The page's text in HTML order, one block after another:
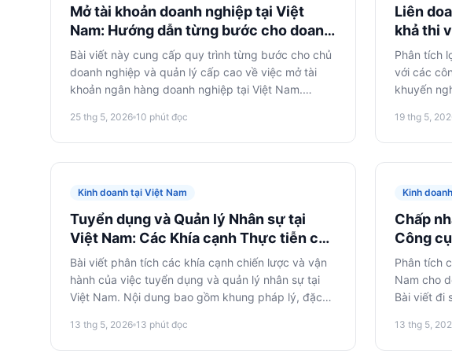
Mở tài khoản doanh nghiệp tại Việt
Nam: Hướng dẫn từng bước cho doanh
nghiệp nước ngoài
Bài viết này cung cấp quy trình từng bước cho chủ
doanh nghiệp và quản lý cấp cao về việc mở tài
khoản ngân hàng doanh nghiệp tại Việt Nam.
tối ưu hóa quá trình.
25 thg 5, 2026 10 phút đọc
Liên
khả thi
Phân tích
với các
khuyến
trường
19 thg 5,
Kinh doanh tại Việt Nam
Tuyển dụng và Quản lý Nhân sự tại
Việt Nam: Các Khía cạnh Thực tiễn cho
Doanh nghiệp Nước ngoài
Bài viết phân tích các khía cạnh chiến lược và vận
hành của việc tuyển dụng và quản lý nhân sự tại
Việt Nam. Nội dung bao gồm khung pháp lý, đặc
13 thg 5, 2026 13 phút đọc
Kinh
Chấp
Công
nghiệp
Phân tích
Nam cho
Bài viết đi
hàng.
có cấu
13 thg 5,